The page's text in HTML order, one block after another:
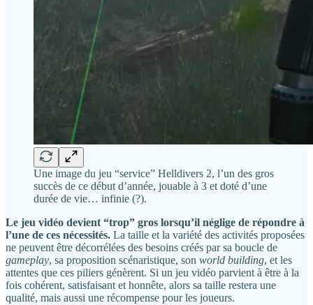
Une image du jeu “service” Helldivers 2, l’un des gros
succès de ce début d’année, jouable à 3 et doté d’une
durée de vie… infinie (?).
Le jeu vidéo devient “trop” gros lorsqu’il néglige de répondre à
l’une de ces nécessités. La taille et la variété des activités proposées
ne peuvent être décorrélées des besoins créés par sa boucle de
gameplay, sa proposition scénaristique, son world building, et les
attentes que ces piliers génèrent. Si un jeu vidéo parvient à être à la
fois cohérent, satisfaisant et honnête, alors sa taille restera une
qualité, mais aussi une récompense pour les joueurs.